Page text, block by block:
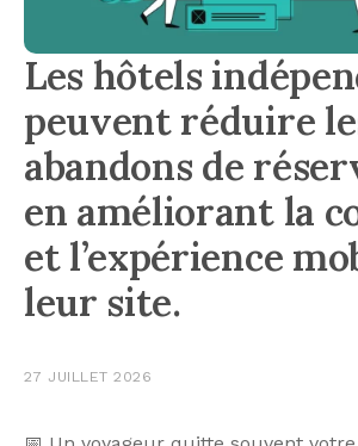
Les hôtels
peuvent réduire
abandons de
en améliorant la
et l’expérience
leur site.
27 JUILLET 2026